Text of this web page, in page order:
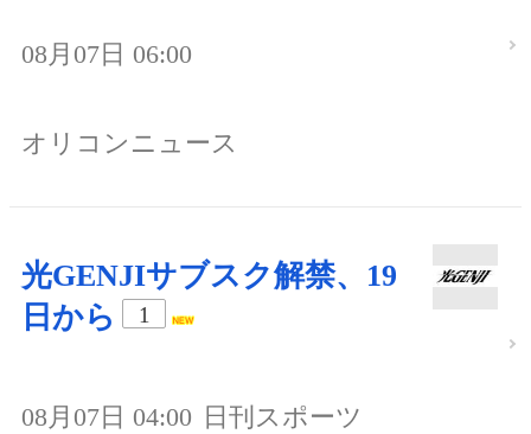
08月07日 06:00
オリコンニュース
光GENJIサブスク解禁、19
日から
1
08月07日 04:00 日刊スポーツ